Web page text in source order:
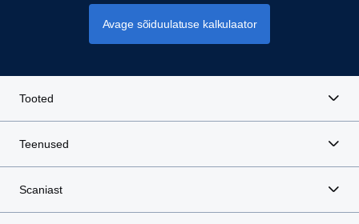
Avage sõiduulatuse kalkulaator
Tooted
Teenused
Scaniast